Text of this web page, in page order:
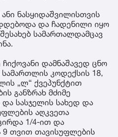
ნასყიდაშვილისთვის
და ჩადენილი იყო
სამართალდამცავ
დამნაშავედ ცნო
კოდექსის 18,
„ლ“ ქვეპუნქტით
განზრახ მძიმე
და სასჯელის სახედ და
აღკვეთა
1/4-ით და
თვით თავისუფლების